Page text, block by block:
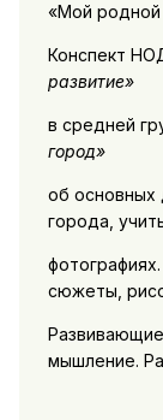
«Мой родной
Конспект
развитие»
в средней
город»
об основных
города,
сюжеты,
мышление.